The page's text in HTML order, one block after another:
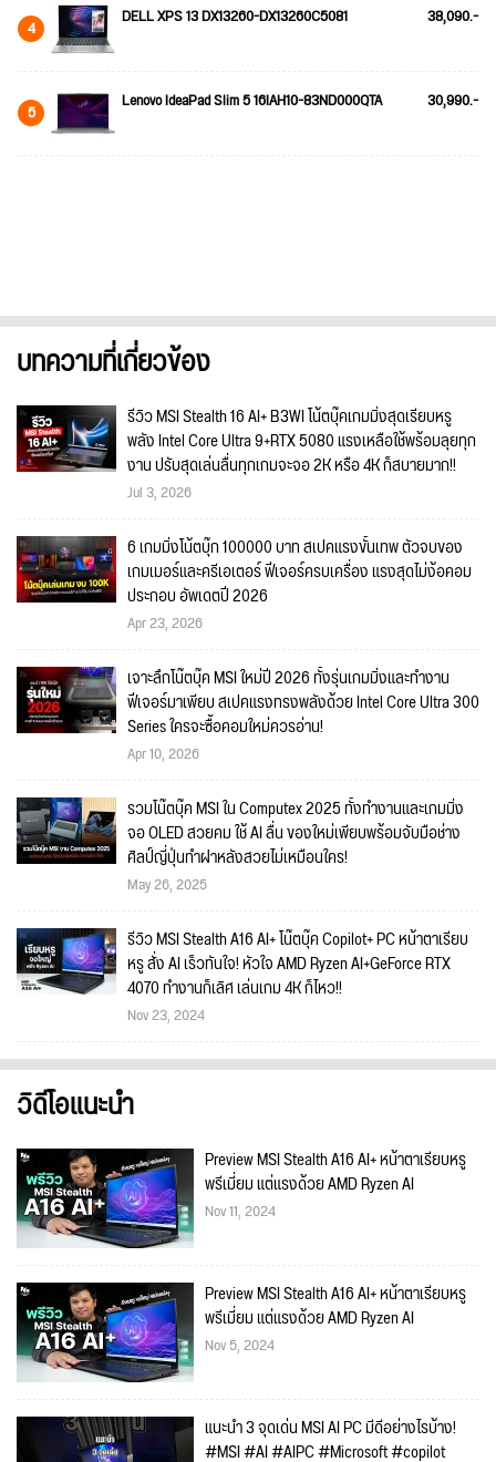
4 DELL XPS 13 DX13260-DX13260C5081 38,090.-
5 Lenovo IdeaPad Slim 5 16IAH10-83ND000QTA 30,990.-
บทความที่เกี่ยวข้อง
รีวิว MSI Stealth 16 AI+ B3WI โน้ตบุ๊คเกมมิ่งสุดเรียบหรู
พลัง Intel Core Ultra 9+RTX 5080 แรงเหลือใช้พร้อมลุยทุก
งาน ปรับสุดเล่นลื่นทุกเกมจะจอ 2K หรือ 4K ก็สบายมาก!!
Jul 3, 2026
6 เกมมิ่งโน้ตบุ๊ก 100000 บาท สเปคแรงขั้นเทพ ตัวจบของ
เกมเมอร์และครีเอเตอร์ ฟีเจอร์ครบเครื่อง แรงสุดไม่ง้อคอม
ประกอบ อัพเดตปี 2026
Apr 23, 2026
เจาะลึกโน๊ตบุ๊ค MSI ใหม่ปี 2026 ทั้งรุ่นเกมมิ่งและทำงาน
ฟีเจอร์มาเพียบ สเปคแรงทรงพลังด้วย Intel Core Ultra 300
Series ใครจะซื้อคอมใหม่ควรอ่าน!
Apr 10, 2026
รวมโน๊ตบุ๊ค MSI ใน Computex 2025 ทั้งทำงานและเกมมิ่ง
จอ OLED สวยคม ใช้ AI ลื่น ของใหม่เพียบพร้อมจับมือช่าง
ศิลป์ญี่ปุ่นทำฝาหลังสวยไม่เหมือนใคร!
May 26, 2025
รีวิว MSI Stealth A16 AI+ โน๊ตบุ๊ค Copilot+ PC หน้าตาเรียบ
หรู สั่ง AI เร็วทันใจ! หัวใจ AMD Ryzen AI+GeForce RTX
4070 ทำงานก็เลิศ เล่นเกม 4K ก็ไหว!!
Nov 23, 2024
วิดีโอแนะนำ
Preview MSI Stealth A16 AI+ หน้าตาเรียบหรู
พรีเมี่ยม แต่แรงด้วย AMD Ryzen AI
Nov 11, 2024
Preview MSI Stealth A16 AI+ หน้าตาเรียบหรู
พรีเมี่ยม แต่แรงด้วย AMD Ryzen AI
Nov 5, 2024
แนะนำ 3 จุดเด่น MSI AI PC มีดีอย่างไรบ้าง!
#MSI #AI #AIPC #Microsoft #copilot